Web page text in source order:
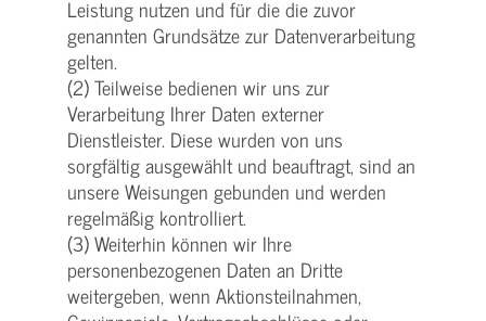
Leistung nutzen und für die die zuvor
genannten Grundsätze zur Datenverarbeitung
gelten.
(2) Teilweise bedienen wir uns zur
Verarbeitung Ihrer Daten externer
Dienstleister. Diese wurden von uns
sorgfältig ausgewählt und beauftragt, sind an
unsere Weisungen gebunden und werden
regelmäßig kontrolliert.
(3) Weiterhin können wir Ihre
personenbezogenen Daten an Dritte
weitergeben, wenn Aktionsteilnahmen,